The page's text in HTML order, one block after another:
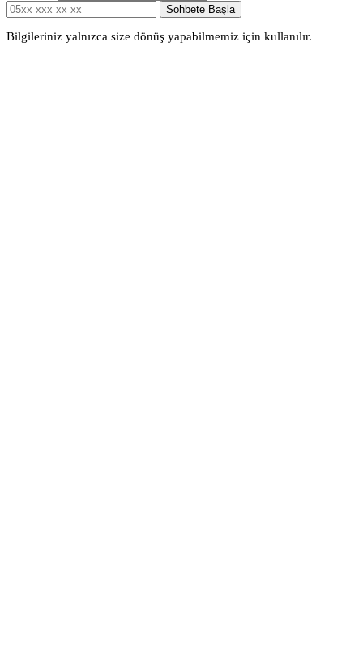
Sohbete Başla
Bilgileriniz yalnızca size dönüş yapabilmemiz için kullanılır.